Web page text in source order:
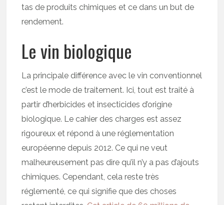
tas de produits chimiques et ce dans un but de
rendement.
Le vin biologique
La principale différence avec le vin conventionnel
c’est le mode de traitement. Ici, tout est traité à
partir d’herbicides et insecticides d’origine
biologique. Le cahier des charges est assez
rigoureux et répond à une réglementation
européenne depuis 2012. Ce qui ne veut
malheureusement pas dire qu’il n’y a pas d’ajouts
chimiques. Cependant, cela reste très
réglementé, ce qui signifie que des choses